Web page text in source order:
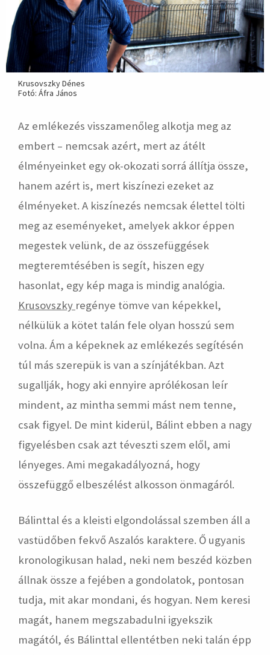
Krusovszky Dénes
Fotó: Áfra János
Az emlékezés visszamenőleg alkotja meg az
embert – nemcsak azért, mert az átélt
élményeinket egy ok-okozati sorrá állítja össze,
hanem azért is, mert kiszínezi ezeket az
élményeket. A kiszínezés nemcsak élettel tölti
meg az eseményeket, amelyek akkor éppen
megestek velünk, de az összefüggések
megteremtésében is segít, hiszen egy
hasonlat, egy kép maga is mindig analógia.
Krusovszky regénye tömve van képekkel,
nélkülük a kötet talán fele olyan hosszú sem
volna. Ám a képeknek az emlékezés segítésén
túl más szerepük is van a színjátékban. Azt
sugallják, hogy aki ennyire aprólékosan leír
mindent, az mintha semmi mást nem tenne,
csak figyel. De mint kiderül, Bálint ebben a nagy
figyelésben csak azt téveszti szem elől, ami
lényeges. Ami megakadályozná, hogy
összefüggő elbeszélést alkosson önmagáról.
Bálinttal és a kleisti elgondolással szemben áll a
vastüdőben fekvő Aszalós karaktere. Ő ugyanis
kronologikusan halad, neki nem beszéd közben
állnak össze a fejében a gondolatok, pontosan
tudja, mit akar mondani, és hogyan. Nem keresi
magát, hanem megszabadulni igyekszik
magától, és Bálinttal ellentétben neki talán épp